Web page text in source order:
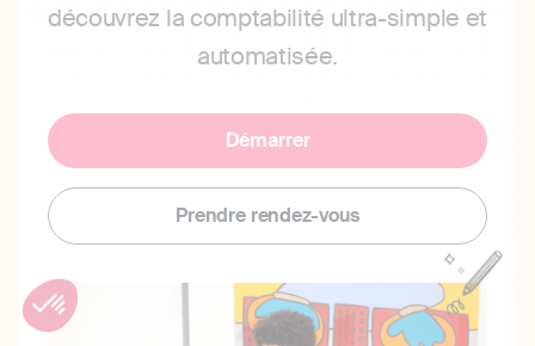
découvrez la comptabilité ultra-simple et
automatisée.
Démarrer
Prendre rendez-vous